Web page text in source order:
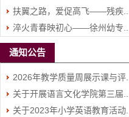
扶翼之路，爱促高飞——残疾...
淬火青春映初心——徐州幼专...
通知公告
2026年教学质量周展示课与评...
关于开展语言文化学院第三届...
关于2023年小学英语教育活动...